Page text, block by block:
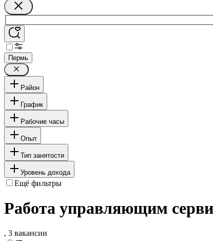
Пермь
Район
График
Рабочие часы
Опыт
Тип занятости
Уровень дохода
Ещё фильтры
Работа управляющим
, 3 вакансии